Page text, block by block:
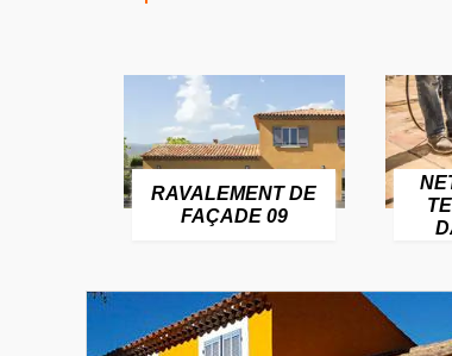
RAVALEMENT DE
FAÇADE 09